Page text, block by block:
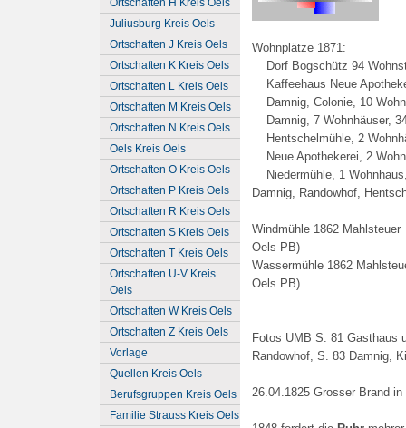
Ortschaften H Kreis Oels
Juliusburg Kreis Oels
Ortschaften J Kreis Oels
Ortschaften K Kreis Oels
Ortschaften L Kreis Oels
Ortschaften M Kreis Oels
Ortschaften N Kreis Oels
Oels Kreis Oels
Ortschaften O Kreis Oels
Ortschaften P Kreis Oels
Ortschaften R Kreis Oels
Ortschaften S Kreis Oels
Ortschaften T Kreis Oels
Ortschaften U-V Kreis
Oels
Ortschaften W Kreis Oels
Ortschaften Z Kreis Oels
Vorlage
Quellen Kreis Oels
Berufsgruppen Kreis Oels
Familie Strauss Kreis Oels
Wohnplätze 1871:
Dorf Bogschütz 94
Kaffeehaus Neue
Damnig, Colonie, 10
Damnig, 7 Wohnhäuser,
Hentschelmühle, 2
Neue Apothekerei, 2
Niedermühle, 1
Damnig, Randowhof,
Windmühle 1862
Oels PB)
Wassermühle 1862
Oels PB)
Fotos UMB S. 81 Gasthaus
Randowhof, S. 83 Damnig,
26.04.1825 Grosser Brand